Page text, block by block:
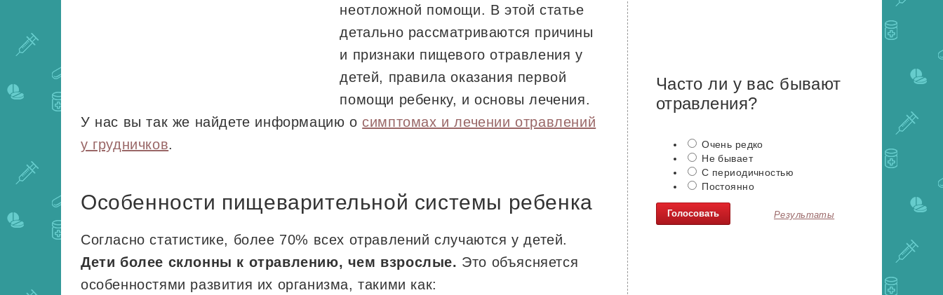
неотложной помощи. В этой статье
детально рассматриваются причины
и признаки пищевого отравления у
детей, правила оказания первой
помощи ребенку, и основы лечения.
У нас вы так же найдете информацию о симптомах и лечении отравлений
у грудничков.
Особенности пищеварительной системы ребенка
Согласно статистике, более 70% всех отравлений случаются у детей.
Дети более склонны к отравлению, чем взрослые. Это объясняется
особенностями развития их организма, такими как:
Часто ли у вас бывают
отравления?
Очень редко
Не бывает
С периодичностью
Постоянно
Результаты